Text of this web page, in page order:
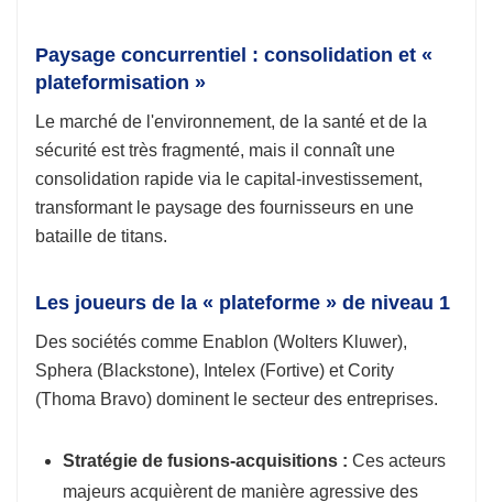
Paysage concurrentiel : consolidation et «
plateformisation »
Le marché de l'environnement, de la santé et de la
sécurité est très fragmenté, mais il connaît une
consolidation rapide via le capital-investissement,
transformant le paysage des fournisseurs en une
bataille de titans.
Les joueurs de la « plateforme » de niveau 1
Des sociétés comme Enablon (Wolters Kluwer),
Sphera (Blackstone), Intelex (Fortive) et Cority
(Thoma Bravo) dominent le secteur des entreprises.
Stratégie de fusions-acquisitions : Ces acteurs
majeurs acquièrent de manière agressive des